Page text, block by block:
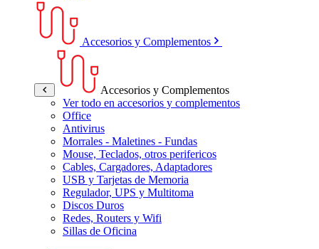
Accesorios y Complementos
Accesorios y Complementos
Ver todo en accesorios y complementos
Office
Antivirus
Morrales - Maletines - Fundas
Mouse, Teclados, otros perifericos
Cables, Cargadores, Adaptadores
USB y Tarjetas de Memoria
Regulador, UPS y Multitoma
Discos Duros
Redes, Routers y Wifi
Sillas de Oficina